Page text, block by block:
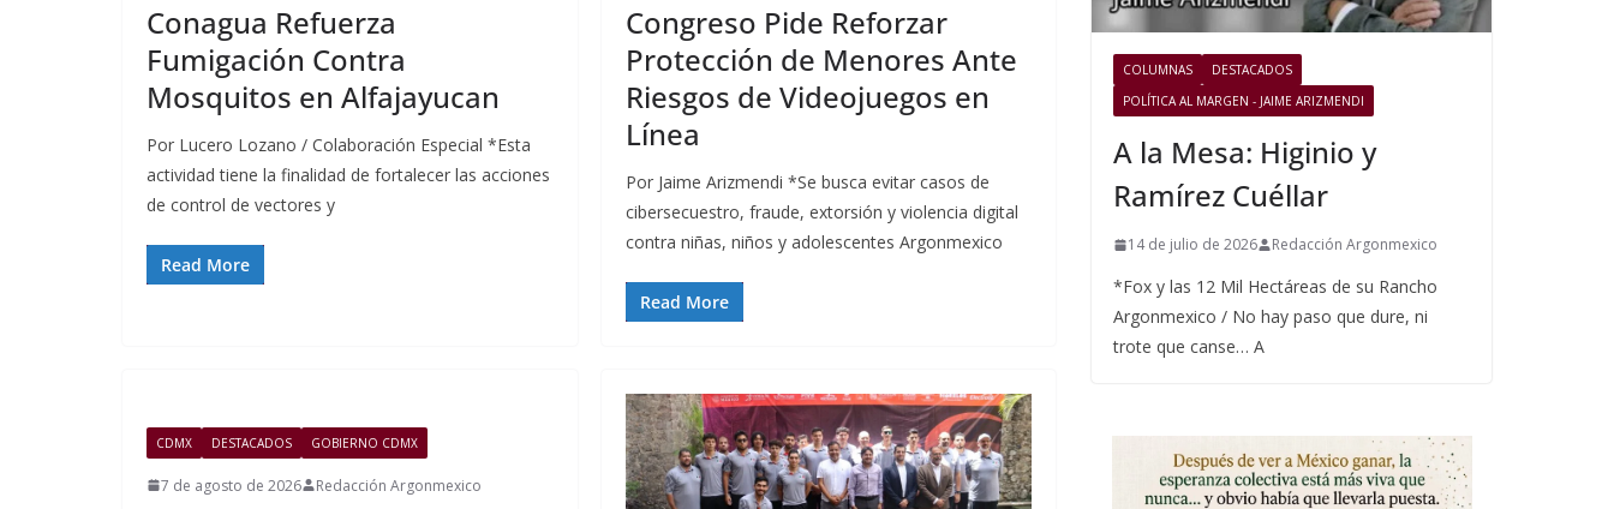
Conagua Refuerza
Fumigación Contra
Mosquitos en Alfajayucan
Por Lucero Lozano / Colaboración Especial *Esta
actividad tiene la finalidad de fortalecer las acciones
de control de vectores y
Read More
Congreso Pide Reforzar
Protección de Menores Ante
Riesgos de Videojuegos en
Línea
Por Jaime Arizmendi *Se busca evitar casos de
cibersecuestro, fraude, extorsión y violencia digital
contra niñas, niños y adolescentes Argonmexico
Read More
CDMX DESTACADOS GOBIERNO CDMX
7 de agosto de 2026 Redacción Argonmexico
COLUMNAS
DESTACADOS
POLÍTICA AL MARGEN - JAIME ARIZMENDI
A la Mesa: Higinio y
Ramírez Cuéllar
14 de julio de 2026 Redacción Argonmexico
*Fox y las 12 Mil Hectáreas de su Rancho
Argonmexico / No hay paso que dure, ni
trote que canse… A